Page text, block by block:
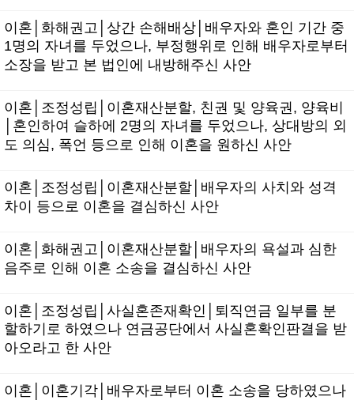
이혼│화해권고│상간 손해배상│배우자와 혼인 기간 중
1명의 자녀를 두었으나, 부정행위로 인해 배우자로부터
소장을 받고 본 법인에 내방해주신 사안
이혼│조정성립│이혼재산분할, 친권 및 양육권, 양육비
│혼인하여 슬하에 2명의 자녀를 두었으나, 상대방의 외
도 의심, 폭언 등으로 인해 이혼을 원하신 사안
이혼│조정성립│이혼재산분할│배우자의 사치와 성격
차이 등으로 이혼을 결심하신 사안
이혼│화해권고│이혼재산분할│배우자의 욕설과 심한
음주로 인해 이혼 소송을 결심하신 사안
이혼│조정성립│사실혼존재확인│퇴직연금 일부를 분
할하기로 하였으나 연금공단에서 사실혼확인판결을 받
아오라고 한 사안
이혼│이혼기각│배우자로부터 이혼 소송을 당하였으나